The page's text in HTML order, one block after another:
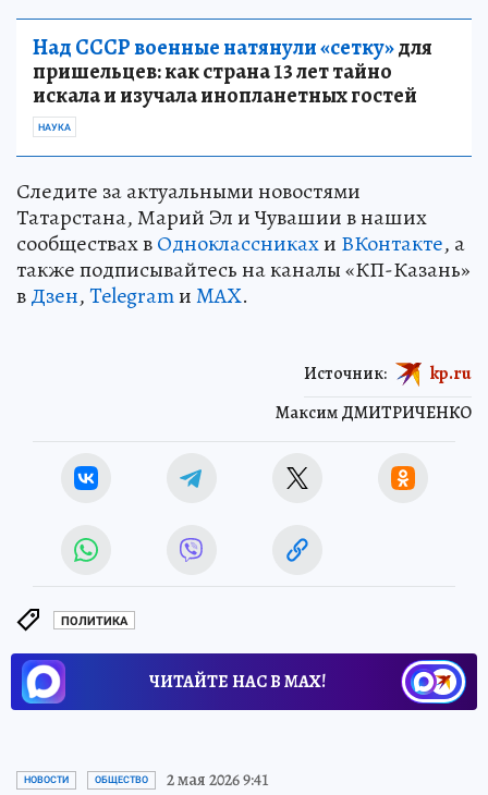
Над СССР военные натянули «сетку»для
пришельцев: как страна 13 лет тайно
искала и изучала инопланетных гостей
НАУКА
Следите за актуальными новостями
Татарстана, Марий Эл и Чувашии в наших
сообществах вОдноклассникахи ВКонтакте, а
также подписывайтесь на каналы «КП-Казань»
вДзен,TelegramиMAX.
Максим ДМИТРИЧЕНКО
Источник: kp.ru
ПОЛИТИКА
ЧИТАЙТЕ НАС В МАХ!
НОВОСТИ ОБЩЕСТВО 2 мая 2026 9:41